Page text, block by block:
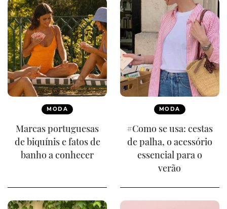
MODA
Marcas portuguesas
de biquínis e fatos de
banho a conhecer
MODA
#Como se usa: cestas
de palha, o acessório
essencial para o
verão